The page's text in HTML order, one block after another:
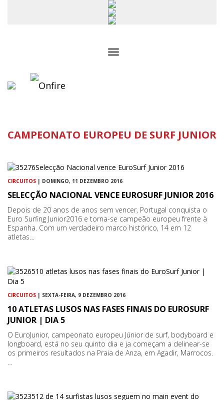
CAMPEONATO EUROPEU DE SURF JUNIOR
CIRCUITOS | DOMINGO, 11 DEZEMBRO 2016
SELECÇÃO NACIONAL VENCE EUROSURF JUNIOR 2016
Depois de 20 anos de anos sem vencer, Portugal conquista o
Euro Surfing Junior2016 e torna-se campeão europeu frente à
Espanha. Com um verdadeiro marco histórico, 14 em 12
atletas…
CIRCUITOS | SEXTA-FEIRA, 9 DEZEMBRO 2016
10 ATLETAS LUSOS NAS FASES FINAIS DO EUROSURF
JUNIOR | DIA 5
O EuroJunior, campeonato europeu Júnior de surf, bodyboard e
longboard, está no seu quinto dia e ja começam a delinear-se
os primeiros resultados na Praia de Anza, em Agadir, Marrocos.
…